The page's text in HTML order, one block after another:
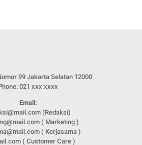
99 Jakarta Selatan 12000
021 xxx xxxx
Email:
(Redaksi)
( Marketing )
( Kerjasama )
( Customer Care )